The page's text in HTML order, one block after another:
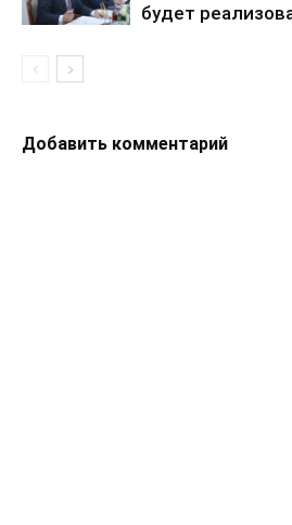
будет
Добавить комментарий